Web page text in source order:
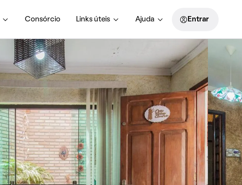
Consórcio Links úteis Ajuda Entrar